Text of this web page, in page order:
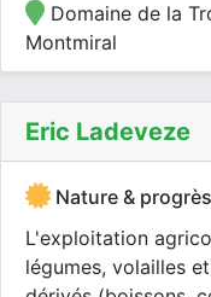
Domaine de la
Montmiral
Eric Ladeveze
Nature & progrès
L'exploitation
légumes, volailles